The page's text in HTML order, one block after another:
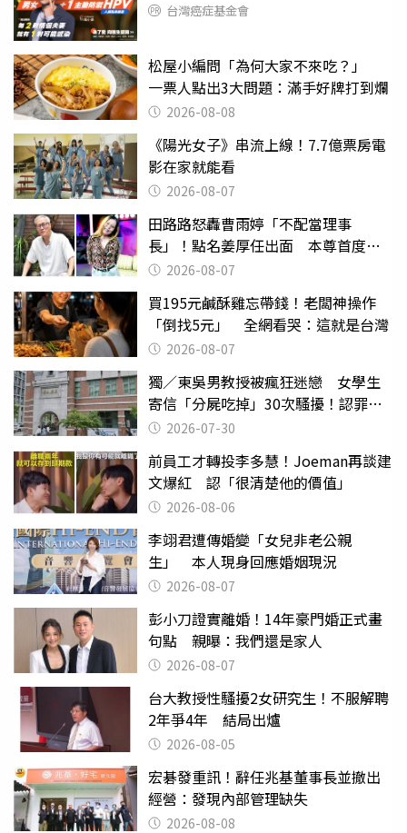
台灣癌症基金會
松屋小編問「為何大家不來吃？」
一票人點出3大問題：滿手好牌打到爛
2026-08-08
《陽光女子》串流上線！7.7億票房電
影在家就能看
2026-08-07
田路路怒轟曹雨婷「不配當理事
長」！點名姜厚任出面 本尊首度回
應了2026-08-07
買195元鹹酥雞忘帶錢！老闆神操作
「倒找5元」 全網看哭：這就是台灣
2026-08-07
獨／東吳男教授被瘋狂迷戀 女學生
寄信「分屍吃掉」30次騷擾！認罪免
關 2026-07-30
前員工才轉投李多慧！Joeman再談建
文爆紅 認「很清楚他的價值」
2026-08-06
李翊君遭傳婚變「女兒非老公親
生」 本人現身回應婚姻現況
2026-08-07
彭小刀證實離婚！14年豪門婚正式畫
句點 親曝：我們還是家人
2026-08-07
台大教授性騷擾2女研究生！不服解聘
2年爭4年 結局出爐
2026-08-05
宏碁發重訊！辭任兆基董事長並撤出
經營：發現內部管理缺失
2026-08-08